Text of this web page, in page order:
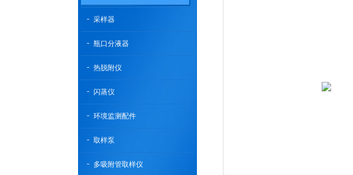
采样器
瓶口分液器
热脱附仪
闪蒸仪
环境监测配件
取样泵
多吸附管取样仪